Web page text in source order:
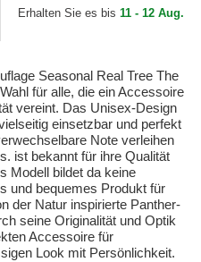
Bros.
Erhalten Sie es bis 11 - 12 Aug.
Seasonal Real Tree The
für alle, die ein Accessoire
vereint. Das Unisex-Design
einsetzbar und perfekt
Note verleihen
ist bekannt für ihre Qualität
Modell bildet da keine
und bequemes Produkt für
der Natur inspirierte Panther-
seine Originalität und Optik
Accessoire für
Look mit Persönlichkeit.